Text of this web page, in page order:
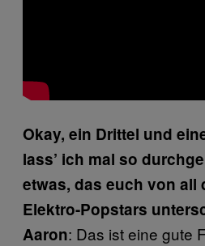
Okay, ein Drittel und
lass’ ich mal so
etwas, das euch von all
Elektro-Popstars
Aaron: Das ist eine gute